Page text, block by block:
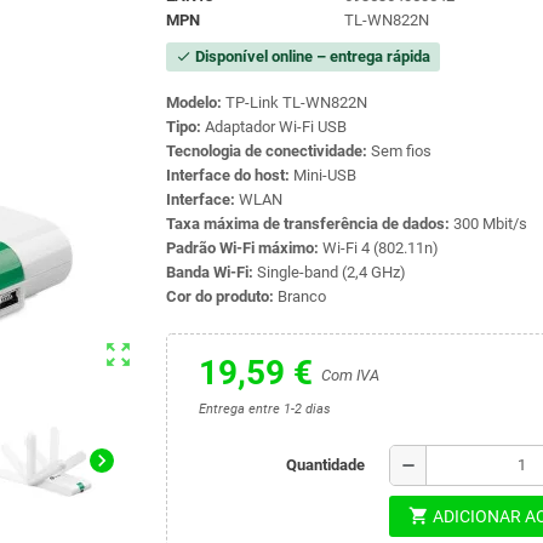
zoom_out_map
chevron_right
MPN
TL-WN822N
check Disponível online – entrega rápida
Modelo: TP-Link TL-WN822N
Tipo: Adaptador Wi-Fi USB
Tecnologia de conectividade: Sem fios
Interface do host: Mini-USB
Interface: WLAN
Taxa máxima de transferência de dados: 300 Mbit/s
Padrão Wi-Fi máximo: Wi-Fi 4 (802.11n)
Banda Wi-Fi: Single-band (2,4 GHz)
Cor do produto: Branco
19,59 € Com IVA
Entrega entre 1-2 dias
Quantidade remove
shopping_cart ADICIONAR